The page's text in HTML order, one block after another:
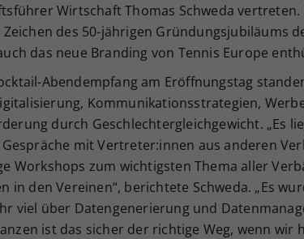
Wirtschaft Thomas Schweda
Zeichen des 50-jährigen Gründungsjubiläums
das neue Branding von Tennis Europe
Abendempfang am Eröffnungstag
Kommunikationsstrategien,
durch Geschlechtergleichgewicht. „Es
mit Vertreter:innen aus anderen
Workshops zum wichtigsten Thema aller
in den Vereinen“, berichtete Schweda. „Es
viel über Datengenerierung und
ist das sicher der richtige Weg, wenn